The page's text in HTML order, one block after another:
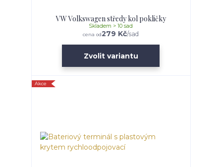
VW Volkswagen středy kol pokličky
cena od279 Kč/sad
Skladem > 10 sad
Zvolit variantu
Akce